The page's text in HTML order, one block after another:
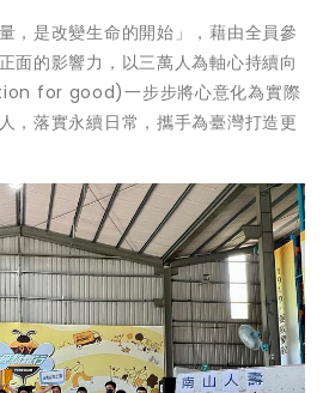
，是改變生命的開始」，藉由全員參
面的影響力，以三萬人為軸心持續向
for good)一步步將心意化為實際
，落實永續日常，攜手為臺灣打造更